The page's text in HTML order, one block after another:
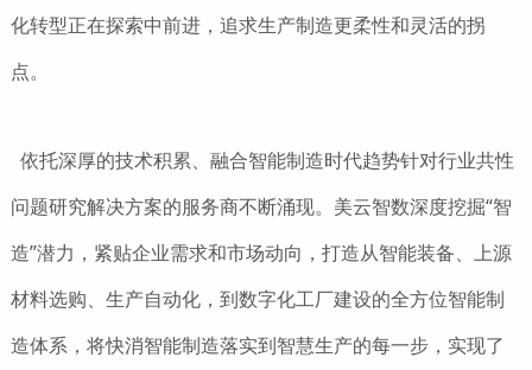
化转型正在探索中前进，追求生产制造更柔性和灵活的拐
点。
依托深厚的技术积累、融合智能制造时代趋势针对行业共性
问题研究解决方案的服务商不断涌现。美云智数深度挖掘“智
造”潜力，紧贴企业需求和市场动向，打造从智能装备、上源
材料选购、生产自动化，到数字化工厂建设的全方位智能制
造体系，将快消智能制造落实到智慧生产的每一步，实现了